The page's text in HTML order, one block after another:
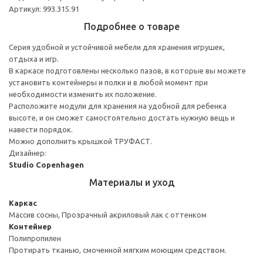
Артикул: 993.315.91
Подробнее о товаре
Серия удобной и устойчивой мебели для хранения игрушек,
отдыха и игр.
В каркасе подготовлены несколько пазов, в которые вы можете
установить контейнеры и полки и в любой момент при
необходимости изменить их положение.
Расположите модули для хранения на удобной для ребенка
высоте, и он сможет самостоятельно достать нужную вещь и
навести порядок.
Можно дополнить крышкой ТРУФАСТ.
Дизайнер:
Studio Copenhagen
Материалы и уход
Каркас
Массив сосны, Прозрачный акриловый лак с оттенком
Контейнер
Полипропилен
Протирать тканью, смоченной мягким моющим средством.